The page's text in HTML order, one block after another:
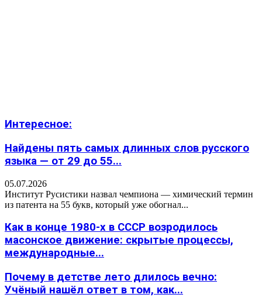
Интересное:
Найдены пять самых длинных слов русского
языка — от 29 до 55...
05.07.2026
Институт Русистики назвал чемпиона — химический термин
из патента на 55 букв, который уже обогнал...
Как в конце 1980-х в СССР возродилось
масонское движение: скрытые процессы,
международные...
Почему в детстве лето длилось вечно:
Учёный нашёл ответ в том, как...